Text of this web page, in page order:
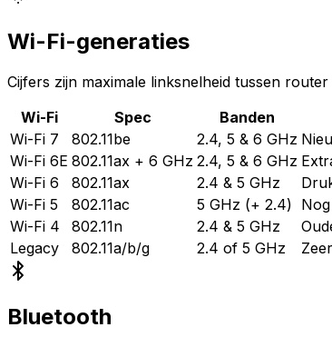
Wi-Fi-generaties
Cijfers zijn maximale linksnelheid tussen
Wi-Fi
Spec Banden
Wi-Fi 7
802.11be 2.4, 5 & 6 GHz
Wi-Fi 6E 802.11ax + 6 GHz 2.4, 5 & 6 GHz
Wi-Fi 6
802.11ax 2.4 & 5 GHz
Wi-Fi 5
802.11ac 5 GHz (+ 2.4)
Wi-Fi 4
802.11n 2.4 & 5 GHz
Legacy
802.11a/b/g 2.4 of 5 GHz
Bluetooth